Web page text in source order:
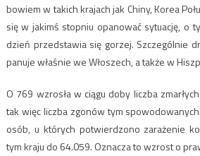
bowiem w takich krajach jak Chiny, Korea
się w jakimś stopniu opanować sytuację, o
dzień przedstawia się gorzej. Szczególnie
panuje właśnie we Włoszech, a także w
O 769 wzrosła w ciągu doby liczba
tak więc liczba zgonów tym
osób, u których potwierdzono zarażenie
tym kraju do 64.059. Oznacza to wzrost o